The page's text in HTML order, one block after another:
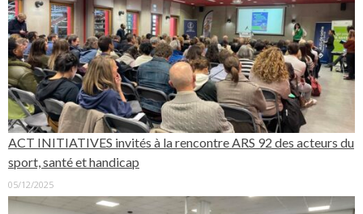
ACT INITIATIVES invités à la rencontre ARS 92 des acteurs du
sport, santé et handicap
05/12/2025